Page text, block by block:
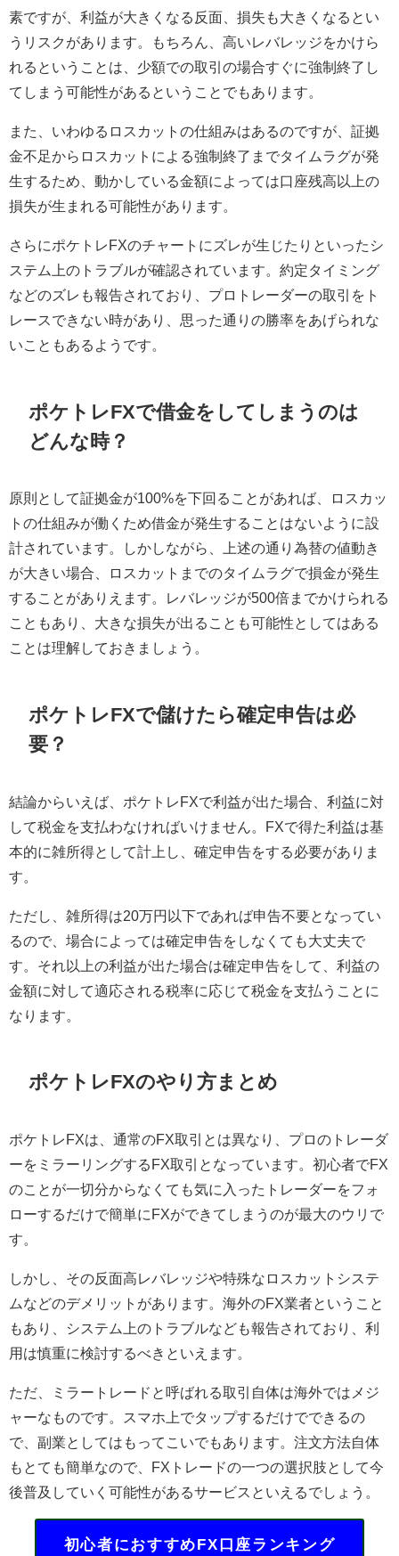
素ですが、利益が大きくなる反面、損失も大きくなるとい
うリスクがあります。もちろん、高いレバレッジをかけら
れるということは、少額での取引の場合すぐに強制終了し
てしまう可能性があるということでもあります。
また、いわゆるロスカットの仕組みはあるのですが、証拠
金不足からロスカットによる強制終了までタイムラグが発
生するため、動かしている金額によっては口座残高以上の
損失が生まれる可能性があります。
さらにポケトレFXのチャートにズレが生じたりといったシ
ステム上のトラブルが確認されています。約定タイミング
などのズレも報告されており、プロトレーダーの取引をト
レースできない時があり、思った通りの勝率をあげられな
いこともあるようです。
ポケトレFXで借金をしてしまうのは
どんな時？
原則として証拠金が100%を下回ることがあれば、ロスカッ
トの仕組みが働くため借金が発生することはないように設
計されています。しかしながら、上述の通り為替の値動き
が大きい場合、ロスカットまでのタイムラグで損金が発生
することがありえます。レバレッジが500倍までかけられる
こともあり、大きな損失が出ることも可能性としてはある
ことは理解しておきましょう。
ポケトレFXで儲けたら確定申告は必
要？
結論からいえば、ポケトレFXで利益が出た場合、利益に対
して税金を支払わなければいけません。FXで得た利益は基
本的に雑所得として計上し、確定申告をする必要がありま
す。
ただし、雑所得は20万円以下であれば申告不要となってい
るので、場合によっては確定申告をしなくても大丈夫で
す。それ以上の利益が出た場合は確定申告をして、利益の
金額に対して適応される税率に応じて税金を支払うことに
なります。
ポケトレFXのやり方まとめ
ポケトレFXは、通常のFX取引とは異なり、プロのトレーダ
ーをミラーリングするFX取引となっています。初心者でFX
のことが一切分からなくても気に入ったトレーダーをフォ
ローするだけで簡単にFXができてしまうのが最大のウリで
す。
しかし、その反面高レバレッジや特殊なロスカットシステ
ムなどのデメリットがあります。海外のFX業者ということ
もあり、システム上のトラブルなども報告されており、利
用は慎重に検討するべきといえます。
ただ、ミラートレードと呼ばれる取引自体は海外ではメジ
ャーなものです。スマホ上でタップするだけでできるの
で、副業としてはもってこいでもあります。注文方法自体
もとても簡単なので、FXトレードの一つの選択肢として今
後普及していく可能性があるサービスといえるでしょう。
初心者におすすめFX口座ランキング